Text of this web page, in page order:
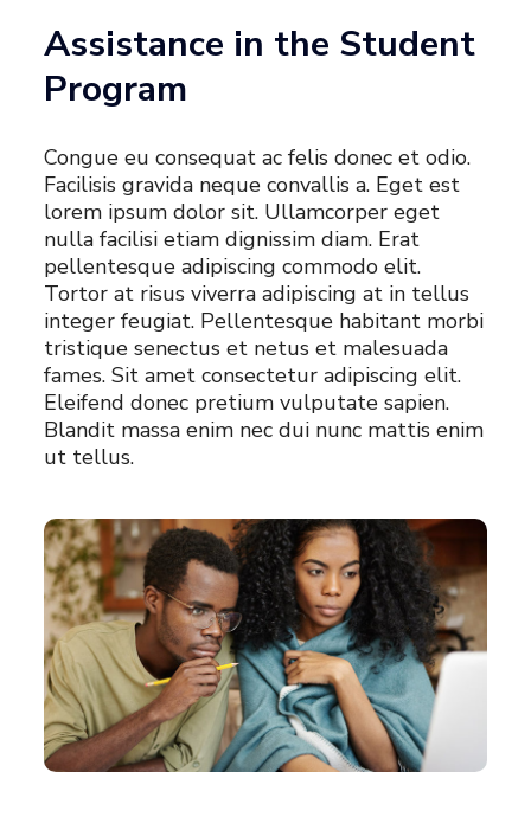
Assistance in the Student
Program
Congue eu consequat ac felis donec et odio.
Facilisis gravida neque convallis a. Eget est
lorem ipsum dolor sit. Ullamcorper eget
nulla facilisi etiam dignissim diam. Erat
pellentesque adipiscing commodo elit.
Tortor at risus viverra adipiscing at in tellus
integer feugiat. Pellentesque habitant morbi
tristique senectus et netus et malesuada
fames. Sit amet consectetur adipiscing elit.
Eleifend donec pretium vulputate sapien.
Blandit massa enim nec dui nunc mattis enim
ut tellus.